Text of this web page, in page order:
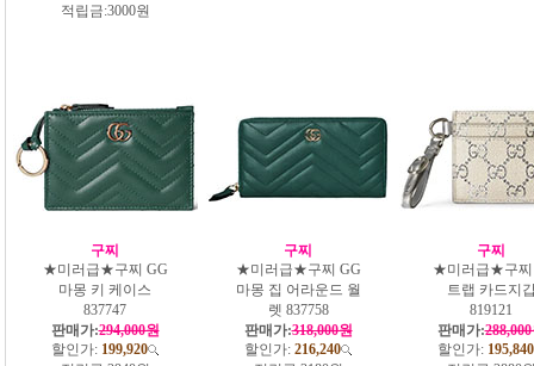
적립금:3000원
구찌
★미러급★구찌 GG
마몽 키 케이스
837747
판매가:294,000원
할인가: 199,920
구찌
★미러급★구찌 GG
마몽 집 어라운드 월
렛 837758
판매가:318,000원
할인가: 216,240
구찌
★미러급★구찌
트랩 카드지
819121
판매가:
할인가: 195,840